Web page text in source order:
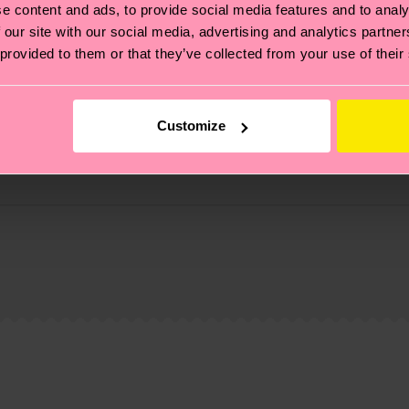
content and ads, to provide social media features and to
site with our social media, advertising and analytics
to them or that they’ve collected from your use of
Customize
et aux certifications : il s'agit aussi de mettre en